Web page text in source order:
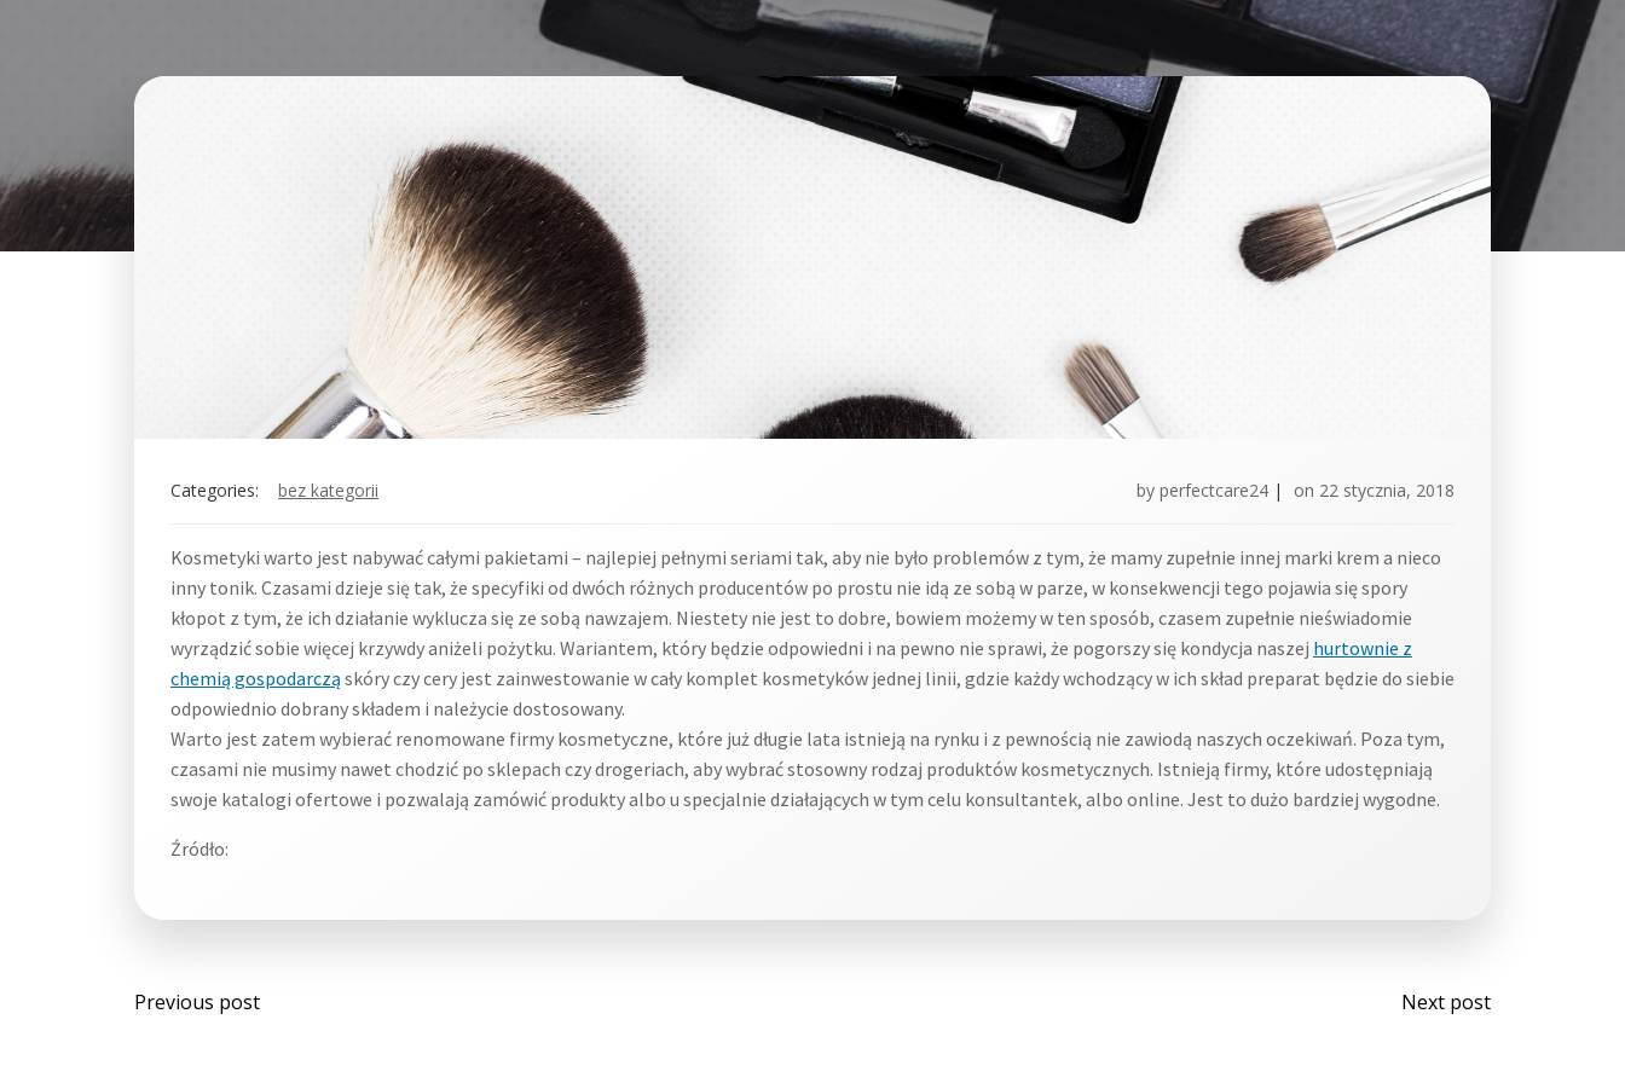
Categories: bez kategorii by perfectcare24 | on 22 stycznia, 2018
Kosmetyki warto jest nabywać całymi pakietami – najlepiej pełnymi seriami tak, aby nie było problemów z tym, że mamy zupełnie innej marki krem a nieco
inny tonik. Czasami dzieje się tak, że specyfiki od dwóch różnych producentów po prostu nie idą ze sobą w parze, w konsekwencji tego pojawia się spory
kłopot z tym, że ich działanie wyklucza się ze sobą nawzajem. Niestety nie jest to dobre, bowiem możemy w ten sposób, czasem zupełnie nieświadomie
wyrządzić sobie więcej krzywdy aniżeli pożytku. Wariantem, który będzie odpowiedni i na pewno nie sprawi, że pogorszy się kondycja naszej hurtownie z
chemią gospodarczą skóry czy cery jest zainwestowanie w cały komplet kosmetyków jednej linii, gdzie każdy wchodzący w ich skład preparat będzie do siebie
odpowiednio dobrany składem i należycie dostosowany.
Warto jest zatem wybierać renomowane firmy kosmetyczne, które już długie lata istnieją na rynku i z pewnością nie zawiodą naszych oczekiwań. Poza tym,
czasami nie musimy nawet chodzić po sklepach czy drogeriach, aby wybrać stosowny rodzaj produktów kosmetycznych. Istnieją firmy, które udostępniają
swoje katalogi ofertowe i pozwalają zamówić produkty albo u specjalnie działających w tym celu konsultantek, albo online. Jest to dużo bardziej wygodne.
Źródło:
Post
Previous post
Post
Next post